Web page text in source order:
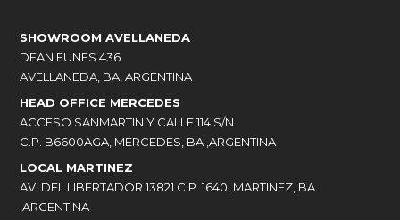
SHOWROOM AVELLANEDA
DEAN FUNES 436
AVELLANEDA, BA, ARGENTINA
HEAD OFFICE MERCEDES
ACCESO SANMARTIN Y CALLE 114 S/N
C.P. B6600AGA, MERCEDES, BA ,ARGENTINA
LOCAL MARTINEZ
AV. DEL LIBERTADOR 13821 C.P. 1640, MARTINEZ, BA
,ARGENTINA